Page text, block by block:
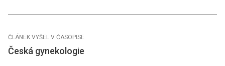
ČLÁNEK VYŠEL V ČASOPISE
Česká gynekologie